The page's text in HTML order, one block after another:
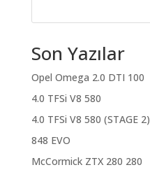
Son Yazılar
Opel Omega 2.0 DTI 100
4.0 TFSi V8 580
4.0 TFSi V8 580 (STAGE 2)
848 EVO
McCormick ZTX 280 280